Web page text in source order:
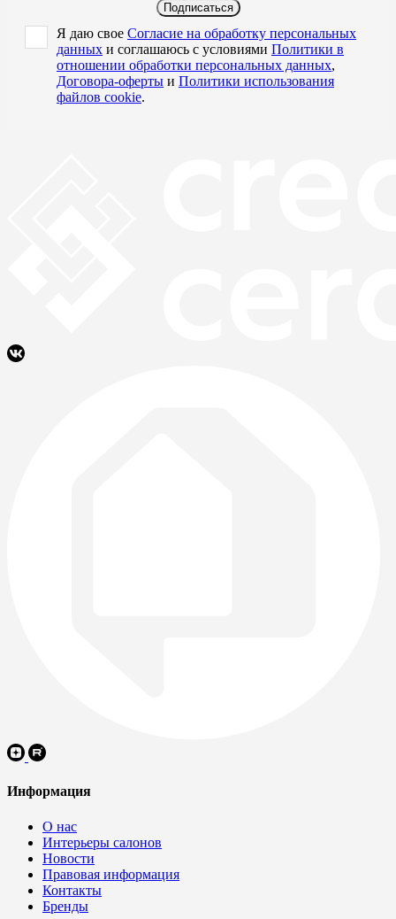
Подписаться
Я даю свое Согласие на обработку персональных
данных и соглашаюсь с условиями Политики в
отношении обработки персональных данных,
Договора-оферты и Политики использования
файлов cookie.
Информация
О нас
Интерьеры салонов
Новости
Правовая информация
Контакты
Бренды